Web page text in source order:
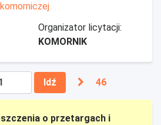
Organizator licytacji:
KOMORNIK
Idź 46
o przetargach i